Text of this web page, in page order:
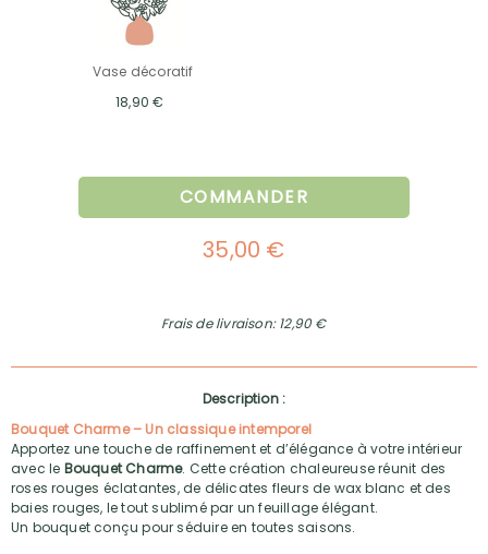
Vase décoratif
18,90 €
COMMANDER
35,00 €
Frais de livraison: 12,90 €
Description :
Bouquet Charme – Un classique intemporel
Apportez une touche de raffinement et d’élégance à votre intérieur
avec le Bouquet Charme. Cette création chaleureuse réunit des
roses rouges éclatantes, de délicates fleurs de wax blanc et des
baies rouges, le tout sublimé par un feuillage élégant.
Un bouquet conçu pour séduire en toutes saisons.